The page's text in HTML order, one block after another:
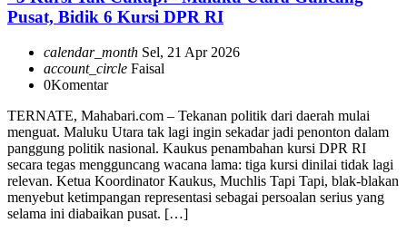
Pusat, Bidik 6 Kursi DPR RI
calendar_month Sel, 21 Apr 2026
account_circle Faisal
0Komentar
TERNATE, Mahabari.com – Tekanan politik dari daerah mulai
menguat. Maluku Utara tak lagi ingin sekadar jadi penonton dalam
panggung politik nasional. Kaukus penambahan kursi DPR RI
secara tegas mengguncang wacana lama: tiga kursi dinilai tidak lagi
relevan. Ketua Koordinator Kaukus, Muchlis Tapi Tapi, blak-blakan
menyebut ketimpangan representasi sebagai persoalan serius yang
selama ini diabaikan pusat. […]